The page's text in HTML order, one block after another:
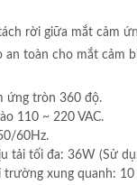
rời giữa mắt cảm
an toàn cho mắt cảm
ứng tròn 360 độ.
110 ~ 220 VAC.
60Hz.
tải tối đa: 36W (Sử
trường xung quanh: